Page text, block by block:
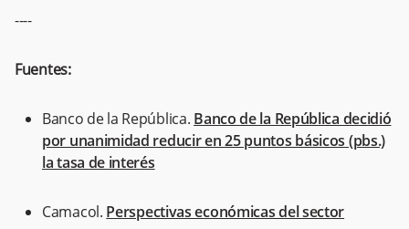
----
Fuentes:
Banco de la República. Banco de la República decidió
por unanimidad reducir en 25 puntos básicos (pbs.)
la tasa de interés
Camacol. Perspectivas económicas del sector